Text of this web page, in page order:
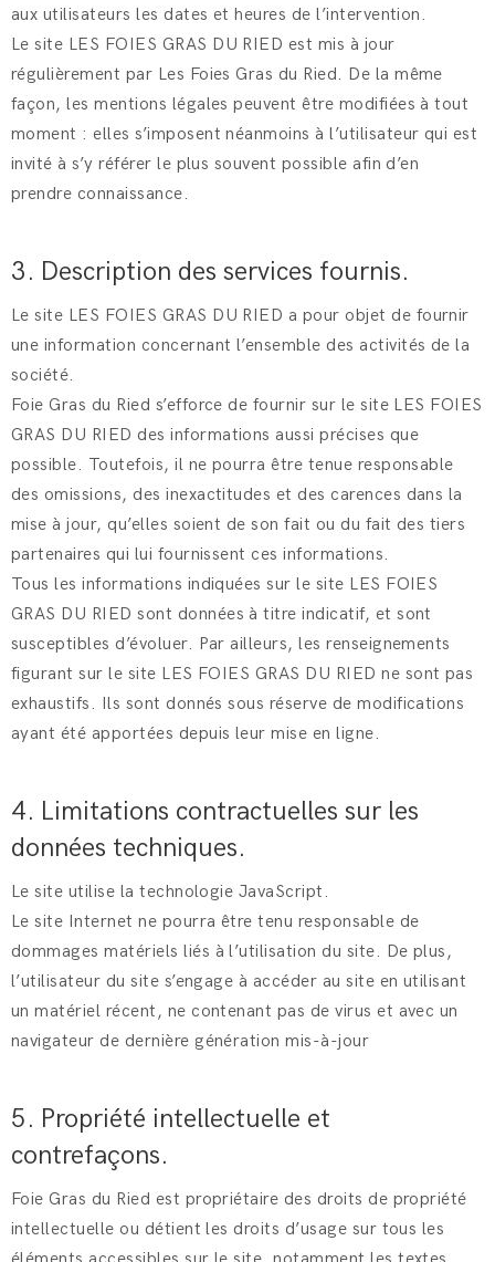
aux utilisateurs les dates et heures de l’intervention.
Le site LES FOIES GRAS DU RIED est mis à jour
régulièrement par Les Foies Gras du Ried. De la même
façon, les mentions légales peuvent être modifiées à tout
moment : elles s’imposent néanmoins à l’utilisateur qui est
invité à s’y référer le plus souvent possible afin d’en
prendre connaissance.
3. Description des services fournis.
Le site LES FOIES GRAS DU RIED a pour objet de fournir
une information concernant l’ensemble des activités de la
société.
Foie Gras du Ried s’efforce de fournir sur le site LES FOIES
GRAS DU RIED des informations aussi précises que
possible. Toutefois, il ne pourra être tenue responsable
des omissions, des inexactitudes et des carences dans la
mise à jour, qu’elles soient de son fait ou du fait des tiers
partenaires qui lui fournissent ces informations.
Tous les informations indiquées sur le site LES FOIES
GRAS DU RIED sont données à titre indicatif, et sont
susceptibles d’évoluer. Par ailleurs, les renseignements
figurant sur le site LES FOIES GRAS DU RIED ne sont pas
exhaustifs. Ils sont donnés sous réserve de modifications
ayant été apportées depuis leur mise en ligne.
4. Limitations contractuelles sur les
données techniques.
Le site utilise la technologie JavaScript.
Le site Internet ne pourra être tenu responsable de
dommages matériels liés à l’utilisation du site. De plus,
l’utilisateur du site s’engage à accéder au site en utilisant
un matériel récent, ne contenant pas de virus et avec un
navigateur de dernière génération mis-à-jour
5. Propriété intellectuelle et
contrefaçons.
Foie Gras du Ried est propriétaire des droits de propriété
intellectuelle ou détient les droits d’usage sur tous les